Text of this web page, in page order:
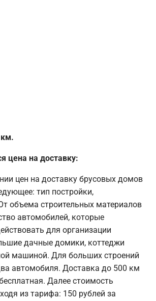
км.
цена на доставку:
цен на доставку брусовых домов
тип постройки,
объема строительных материалов
автомобилей, которые
для организации
дачные домики, коттеджи
машиной. Для больших строений
автомобиля. Доставка до 500 км
Далее стоимость
из тарифа: 150 рублей за